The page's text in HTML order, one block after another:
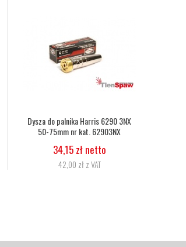
duet fi
Wąż tlenowy fi 6,3
5,07 zł netto